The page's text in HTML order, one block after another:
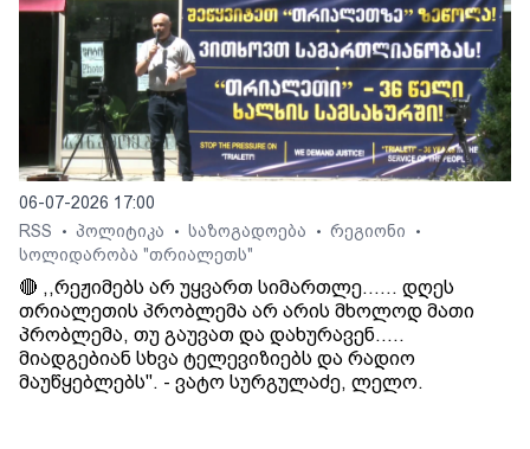
06-07-2026 17:00
RSS
• პოლიტიკა • საზოგადოება • რეგიონი •
სოლიდარობა "თრიალეთს"
🔴 ,,რეჟიმებს არ უყვართ სიმართლე...... დღეს
თრიალეთის პრობლემა არ არის მხოლოდ მათი
პრობლემა, თუ გაუვათ და დახურავენ.....
მიადგებიან სხვა ტელევიზიებს და რადიო
მაუწყებლებს". - ვატო სურგულაძე, ლელო.